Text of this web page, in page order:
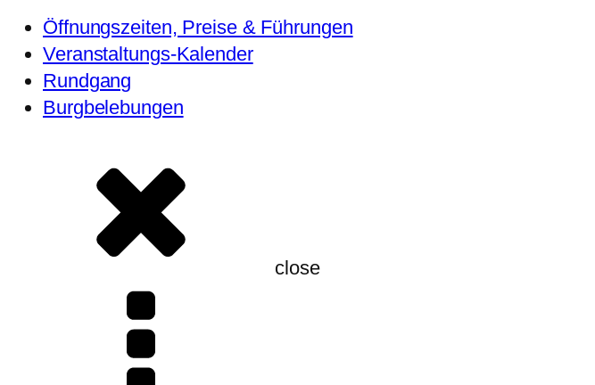
Öffnungszeiten, Preise & Führungen
Veranstaltungs-Kalender
Rundgang
Burgbelebungen
close